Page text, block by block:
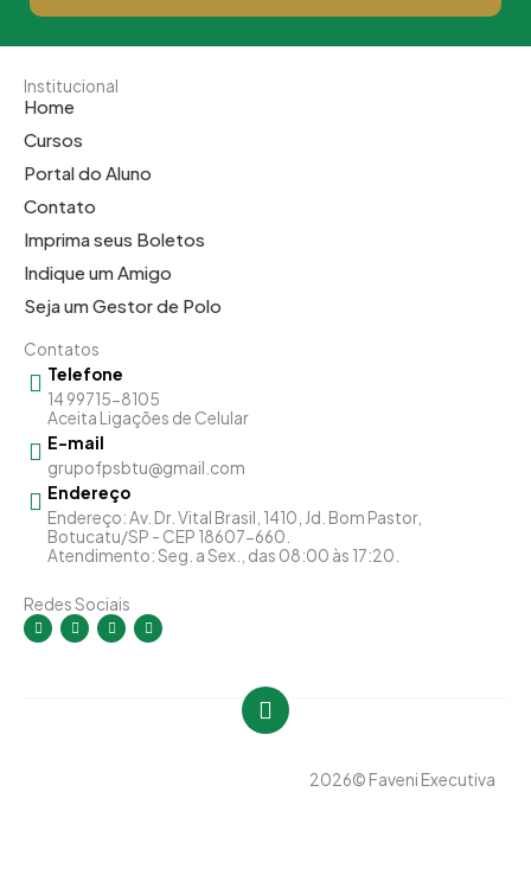
Institucional
Home
Cursos
Portal do Aluno
Contato
Imprima seus Boletos
Indique um Amigo
Seja um Gestor de Polo
Contatos
Telefone
14 99715-8105
Aceita Ligações de Celular
E-mail
grupofpsbtu@gmail.com
Endereço
Endereço: Av. Dr. Vital Brasil, 1410, Jd. Bom Pastor,
Botucatu/SP - CEP 18607-660.
Atendimento: Seg. a Sex., das 08:00 às 17:20.
Redes Sociais
I
n
s
F
a
c
Y
o
u
L
i
n
2026© Faveni Executiva